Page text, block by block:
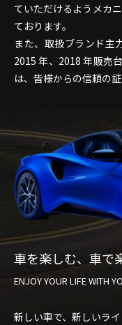
ていただけるようメカ
ております。
また、取扱ブランド主
2015 年、2018 年販売
は、皆様からの信頼の
車を楽しむ、車で
ENJOY YOUR LIFE WITH
新しい車で、新しいライ